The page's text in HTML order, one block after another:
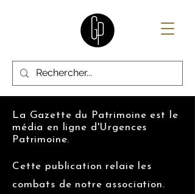
La Gazette du Patrimoine est le
média en ligne d'Urgences
Patrimoine.
Cette publication relaie les
combats de notre association.